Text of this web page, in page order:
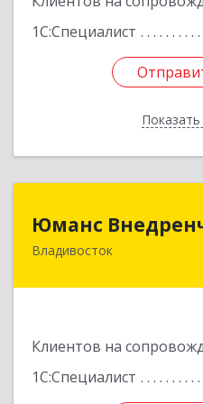
1С:Специалист
Юманс
Владивосток
Клиентов на
1С:Специалист
Юманс
690014,